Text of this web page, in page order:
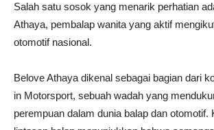
Salah satu sosok yang menarik perhatian
Athaya, pembalap wanita yang aktif
otomotif nasional.
Belove Athaya dikenal sebagai bagian dari
in Motorsport, sebuah wadah yang
perempuan dalam dunia balap dan otomotif.